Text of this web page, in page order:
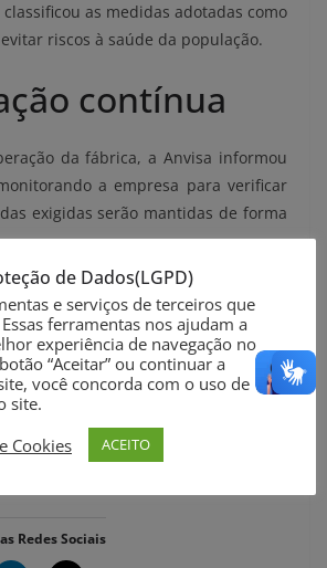
classificou as medidas adotadas como
riscos à saúde da população.
contínua
da fábrica, a Anvisa informou
a empresa para verificar
exigidas serão mantidas de forma
destacou que os produtos ainda
voltar ao mercado após
testes laboratoriais autorizados
Redes Sociais
de Dados(LGPD)
e serviços de terceiros que
ferramentas nos ajudam a
experiência de navegação no
“Aceitar” ou continuar a
você concorda com o uso de
site.
Cookies
ACEITO